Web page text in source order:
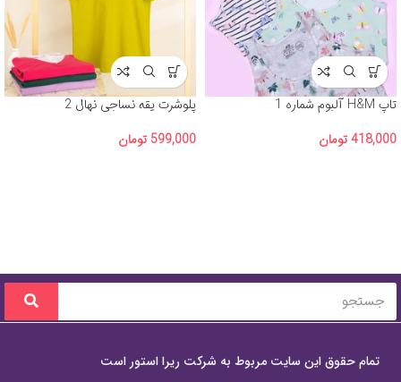
تاپ H&M آلبوم شماره 1
418,000تومان
پلوشرت یقه نساجی نهال 2
599,000 تومان
تمام حقوق این سایت مربوط به شرکت ریرا استور است